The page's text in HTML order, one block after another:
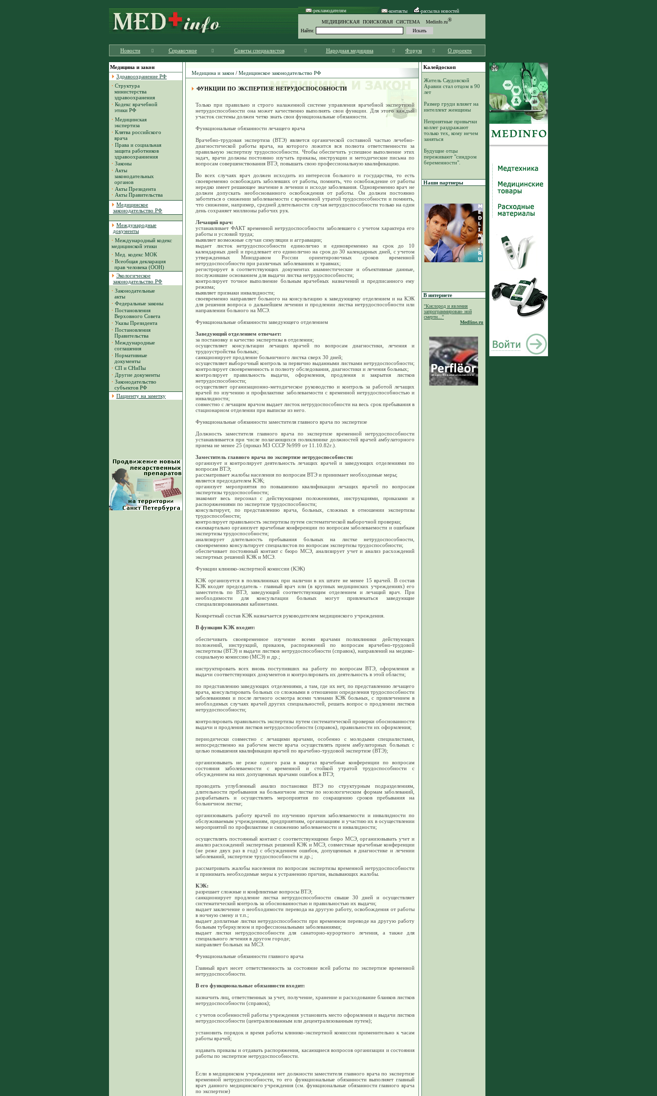
-рекламодателям -контакты -рассылка новостей
МЕДИЦИНСКАЯ ПОИСКОВАЯ СИСТЕМА Medinfo.ru®
Найти:
Новости Справочное Советы специалистов Народная медицина Форум О проекте
Медицина и закон
Здравоохранение РФ
· Структура
министерства
здравоохранения
· Кодекс врачебной
этики РФ
· Медицинская
экспертиза
· Клятва российского
врача
· Права и социальная
защита работников
здравоохраниения
· Законы
· Акты
законодательных
органов
· Акты Президента
· Акты Правительства
Медицинское
законодательство РФ
Международные
документы
· Международный кодекс
медицинской этики
· Мед. кодекс МОК
· Всеобщая декларация
прав человека (ООН)
Экологическое
законодательство РФ
· Законодательные
акты
· Федеральные законы
· Постановления
Верховного Совета
· Указы Президента
· Постановления
Правительства
· Международные
соглашения
· Нормативные
документы
· СП и СНиПы
· Другие документы
· Законодательство
субъектов РФ
Пациенту на заметку
Медицина и закон / Медицинское законодательство РФ
ФУНКЦИИ ПО ЭКСПЕРТИЗЕ НЕТРУДОСПОСОБНОСТИ
Только при правильно и строго налаженной системе управления врачебной экспертизой
нетрудоспособности она может качественно выполнять свои функции. Для этого каждый
участок системы должен четко знать свои функциональные обязанности.
Функциональные обязанности лечащего врача
Врачебно-трудовая экспертиза (ВТЭ) является органической составной частью лечебно-
диагностической работы врача, на которого ложится вся полнота ответственности за
правильную экспертизу трудоспособности. Чтобы обеспечить успешное выполнение этих
задач, врачи должны постоянно изучать приказы, инструкции и методические письма по
вопросам совершенствования ВТЭ, повышать свою профессиональную квалификацию.
Во всех случаях врач должен исходить из интересов больного и государства, то есть
своевременно освобождать заболевших от работы, помнить, что освобождение от работы
нередко имеет решающее значение в лечении и исходе заболевания. Одновременно врач не
должен допускать необоснованного освобождения от работы. Он должен постоянно
заботиться о снижении заболеваемости с временной утратой трудоспособности и помнить,
что снижение, например, средней длительности случая нетрудоспособности только на один
день сохраняет миллионы рабочих рук.
Лечащий врач:
устанавливает ФАКТ временной нетрудоспособности заболевшего с учетом характера его
работы и условий труда;
выявляет возможные случаи симуляции и аггравации;
выдает листок нетрудоспособности единолично и единовременно на срок до 10
календарных дней и продлевает его единолично на срок до 30 календарных дней, с учетом
утвержденных Минздравом России ориентировочных сроков временной
нетрудоспособности при различных заболеваниях и травмах;
регистрирует в соответствующих документах анамнестические и объективные данные,
послужившие основанием для выдачи листка нетрудоспособности;
контролирует точное выполнение больным врачебных назначений и предписанного ему
режима;
выявляет признаки инвалидности;
своевременно направляет больного на консультацию к заведующему отделением и на КЭК
для решения вопроса о дальнейшем лечении и продлении листка нетрудоспособности или
направлении больного на МСЭ.
Функциональные обязанности заведующего отделением
Заведующий отделением отвечает:
за постановку и качество экспертизы в отделении;
осуществляет консультации лечащих врачей по вопросам диагностики, лечения и
трудоустройства больных;
санкционирует продление больничного листка сверх 30 дней;
осуществляет выборочный контроль за первично выданными листками нетрудоспособности;
контролирует своевременность и полноту обследования, диагностики и лечения больных;
контролирует правильность выдачи, оформления, продления и закрытия листков
нетрудоспособности;
осуществляет организационно-методическое руководство и контроль за работой лечащих
врачей по изучению и профилактике заболеваемости с временной нетрудоспособностью и
инвалидности;
совместно с лечащим врачом выдает листок нетрудоспособности на весь срок пребывания в
стационарном отделении при выписке из него.
Функциональные обязанности заместителя главного врача по экспертизе
Должность заместителя главного врача по экспертизе временной нетрудоспособности
устанавливается при числе полагающихся поликлинике должностей врачей амбулаторного
приема не менее 25 (приказ МЗ СССР №999 от 11.10.82г.).
Заместитель главного врача по экспертизе нетрудоспособности:
организует и контролирует деятельность лечащих врачей и заведующих отделениями по
вопросам ВТЭ;
рассматривает жалобы населения по вопросам ВТЭ и принимает необходимые меры;
является председателем КЭК;
организует мероприятия по повышению квалификации лечащих врачей по вопросам
экспертизы трудоспособности;
знакомит весь персонал с действующими положениями, инструкциями, приказами и
распоряжениями по экспертизе трудоспособности;
консультирует, по представлению врача, больных, сложных в отношении экспертизы
трудоспособности;
контролирует правильность экспертизы путем систематической выборочной проверки;
ежеквартально организует врачебные конференции по вопросам заболеваемости и ошибкам
экспертизы трудоспособности;
анализирует длительность пребывания больных на листке нетрудоспособности,
своевременно консультирует специалистов по вопросам экспертизы трудоспособности;
обеспечивает постоянный контакт с бюро МСЭ, анализирует учет и анализ расхождений
экспертных решений КЭК и МСЭ.
Функции клинико-экспертной комиссии (КЭК)
КЭК организуется в поликлиниках при наличии в их штате не менее 15 врачей. В состав
КЭК входят председатель - главный врач или (в крупных медицинских учреждениях) его
заместитель по ВТЭ, заведующий соответствующим отделением и лечащий врач. При
необходимости для консультации больных могут привлекаться заведующие
специализированными кабинетами.
Конкретный состав КЭК назначается руководителем медицинского учреждения.
В функции КЭК входит:
обеспечивать своевременное изучение всеми врачами поликлиники действующих
положений, инструкций, приказов, распоряжений по вопросам врачебно-трудовой
экспертизы (ВТЭ) и выдачи листков нетрудоспособности (справок), направлений на медико-
социальную комиссию (МСЭ) и др.;
инструктировать всех вновь поступивших на работу по вопросам ВТЭ, оформления и
выдачи соответствующих документов и контролировать их деятельность в этой области;
по представлению заведующих отделениями, а там, где их нет, по представлению лечащего
врача, консультировать больных со сложными в отношении определения трудоспособности
заболеваниями и после личного осмотра всеми членами КЭК больных, с привлечением в
необходимых случаях врачей других специальностей, решать вопрос о продлении листков
нетрудоспособности;
контролировать правильность экспертизы путем систематической проверки обоснованности
выдачи и продления листков нетрудоспособности (справок), правильности их оформления;
периодически совместно с лечащими врачами, особенно с молодыми специалистами,
непосредственно на рабочем месте врача осуществлять прием амбулаторных больных с
целью повышения квалификации врачей по врачебно-трудовой экспертизе (ВТЭ);
организовывать не реже одного раза в квартал врачебные конференции по вопросам
состояния заболеваемости с временной и стойкой утратой трудоспособности с
обсуждением на них допущенных врачами ошибок в ВТЭ;
проводить углубленный анализ постановки ВТЭ по структурным подразделениям,
длительности пребывания на больничном листке по нозологическим формам заболеваний,
разрабатывать и осуществлять мероприятия по сокращению сроков пребывания на
больничном листке;
организовывать работу врачей по изучению причин заболеваемости и инвалидности по
обслуживаемым учреждениям, предприятиям, организациям и участию их в осуществлении
мероприятий по профилактике и снижению заболеваемости и инвалидности;
осуществлять постоянный контакт с соответствующими бюро МСЭ, организовывать учет и
анализ расхождений экспертных решений КЭК и МСЭ, совместные врачебные конференции
(не реже двух раз в год) с обсуждением ошибок, допущенных в диагностике и лечении
заболеваний, экспертизе трудоспособности и др.;
рассматривать жалобы населения по вопросам экспертизы временной нетрудоспособности
и принимать необходимые меры к устранению причин, вызывающих жалобы.
КЭК:
разрешает сложные и конфликтные вопросы ВТЭ;
санкционирует продление листка нетрудоспособности свыше 30 дней и осуществляет
систематический контроль за обоснованностью и правильностью их выдачи;
выдает заключение о необходимости перевода на другую работу, освобождения от работы
в ночную смену и т.п.;
выдает доплатные листки нетрудоспособности при временном переводе на другую работу
больным туберкулезом и профессиональными заболеваниями;
выдает листки нетрудоспособности для санаторно-курортного лечения, а также для
специального лечения в другом городе;
направляет больных на МСЭ.
Функциональные обязанности главного врача
Главный врач несет ответственность за состояние всей работы по экспертизе временной
нетрудоспособности.
В его функциональные обязанности входит:
назначить лиц, ответственных за учет, получение, хранение и расходование бланков листков
нетрудоспособности (справок);
с учетов особенностей работы учреждения установить место оформления и выдачи листков
нетрудоспособности (централизованным или децентрализованным путем);
установить порядок и время работы клинико-экспертной комиссии применительно к часам
работы врачей;
издавать приказы и отдавать распоряжения, касающиеся вопросов организации и состояния
работы по экспертизе нетрудоспособности.
Если в медицинском учреждении нет должности заместителя главного врача по экспертизе
временной нетрудоспособности, то его функциональные обязанности выполняет главный
врач данного медицинского учреждения (см. функциональные обязанности главного врача
по экспертизе)
Калейдоскоп
Житель Саудовской
Аравии стал отцом в 90
лет
Размер груди влияет на
интеллект женщины
Неприятные привычки
коллег раздражают
только тех, кому нечем
заняться
Будущие отцы
переживают "синдром
беременности".
Наши партнеры
В интернете
"Кислород и явления
запрограммирован- ной
смерти..."
Medline.ru